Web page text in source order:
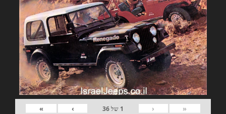
«
‹
1 של36
›
»